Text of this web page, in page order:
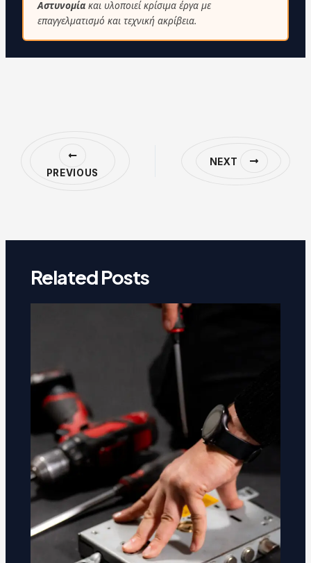
Αστυνομίακαι υλοποιεί κρίσιμα έργα με
επαγγελματισμό και τεχνική ακρίβεια.
PREVIOUS
NEXT
Related Posts